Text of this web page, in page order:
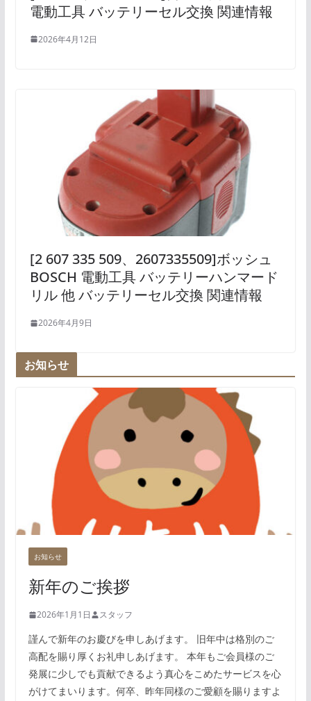
電動工具 バッテリーセル交換 関連情報
2026年4月12日
[2 607 335 509、2607335509]ボッシュ
BOSCH 電動工具 バッテリーハンマード
リル 他 バッテリーセル交換 関連情報
2026年4月9日
お知らせ
お知らせ
新年のご挨拶
2026年1月1日 スタッフ
謹んで新年のお慶びを申しあげます。 旧年中は格別のご
高配を賜り厚くお礼申しあげます。 本年もご会員様のご
発展に少しでも貢献できるよう真心をこめたサービスを心
がけてまいります。何卒、昨年同様のご愛顧を賜りますよ